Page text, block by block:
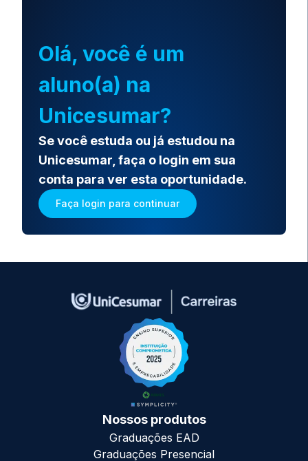
Olá, você é um
aluno(a) na
Unicesumar?
Se você estuda ou já estudou na
Unicesumar, faça o login em sua
conta para ver esta oportunidade.
Faça login para continuar
Nossos produtos
Graduações EAD
Graduações Presencial